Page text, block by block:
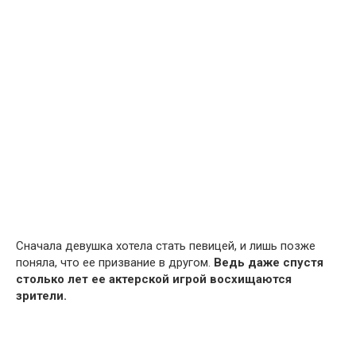
Сначала девушка хотела стать певицей, и лишь позже
поняла, что ее призвание в другом. Ведь даже спустя
столько лет ее актерской игрой восхищаются
зрители.